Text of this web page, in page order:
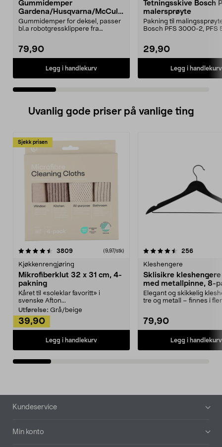
Gummidemper
Gardena/Husqvarna/McCullo
ch/Flymo
Gummidemper for deksel, passer
bl.a robotgressklippere fra
79,90
Legg i handlekurv
Tetningsskive Bosch
malersprøyte
Pakning til
Bosch PFS 3000-2, PFS
29,90
Legg i handlekurv
Uvanlig gode priser på vanlige ting
Sjekk prisen
3809anmeldelser(9,97/stk)
Kjøkkenrengjøring
Mikrofiberklut 32 x 31 cm, 4-
pakning
Kåret til «soleklar favoritt» i
svenske Afton...
Utførelse: Grå/beige
39,90
Legg i handlekurv
4.5av 5 stjerner 256
Kleshengere
Sklisikre
med metallpinne, 8-
Elegant og skikkelig
tre og metall – finnes i
79,90
Legg i handlekurv
4.5av 5 stjerner
Bunntekst
Kundeservice
Min konto